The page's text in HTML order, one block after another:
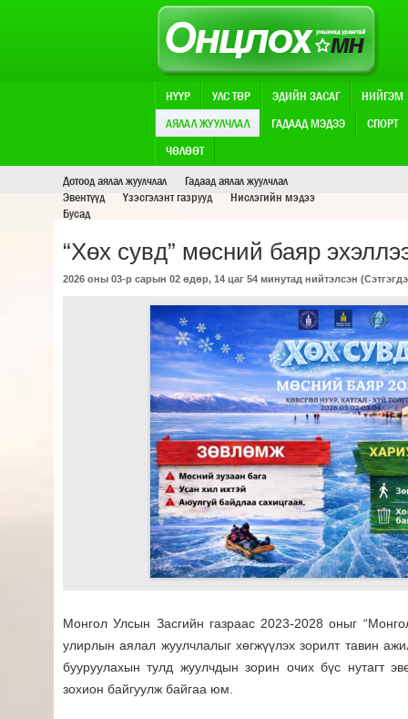
АЯЛАЛ ЖУУЛЧЛАЛ
НҮҮР УЛС ТӨР ЭДИЙН ЗАСАГ
НИЙГЭМ
АЯЛАЛ ЖУУЛЧЛАЛ
ГАДААД МЭДЭЭ
СПОРТ
ЧӨЛӨӨТ
Дотоод аялал жуулчлал
Гадаад аялал жуулчлал
Эвентүүд
Үзэсгэлэнт газрууд
Нислэгийн мэдээ
Бусад
“Хөх сувд” мөсний баяр
2026 оны 03-р сарын 02 өдөр, 14 цаг 54 минутад нийтэлсэн (
Монгол Улсын Засгийн газраас 2023-2028 оныг
улирлын аялал жуулчлалыг хөгжүүлэх зорилт тавин
бууруулахын тулд жуулчдын зорин очих бүс нутагт
зохион байгуулж байгаа юм.